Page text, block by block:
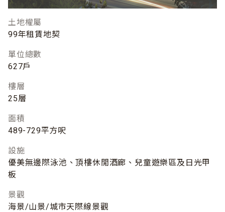
土地權屬
99年租賃地契
單位總數
627戶
樓層
25層
面積
489-729平方呎
設施
優美無邊際泳池、頂樓休閒酒廊、兒童遊樂區及日光甲
板
景觀
海景/山景/城市天際線景觀